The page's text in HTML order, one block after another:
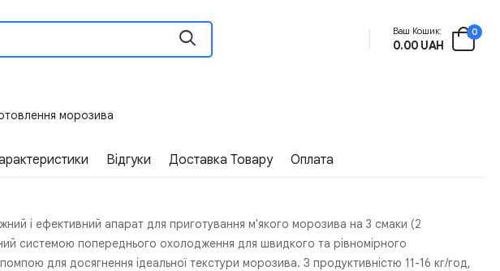
Ваш Кошик:
0.00 UAH
0
морозива
Відгуки Доставка Товару Оплата
і ефективний апарат для приготування м'якого морозива на 3 смаки (2
системою попереднього охолодження для швидкого та рівномірного
для досягнення ідеальної текстури морозива. З продуктивністю 11-16 кг/год,